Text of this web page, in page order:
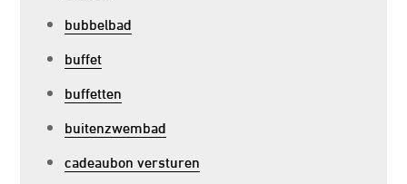
bubbelbad
buffet
buffetten
buitenzwembad
cadeaubon versturen